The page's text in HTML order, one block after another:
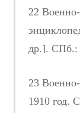
22
др.]. СПб.:
23
1910 год.